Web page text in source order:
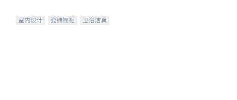
室内设计 瓷砖橱柜
卫浴洁具